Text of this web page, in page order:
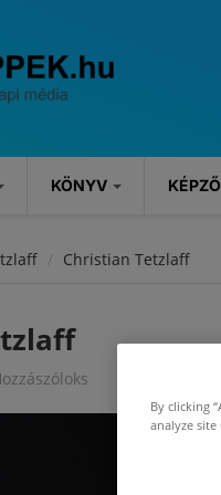
KÖNYV
Christian Tetzlaff
By clicking
analyze